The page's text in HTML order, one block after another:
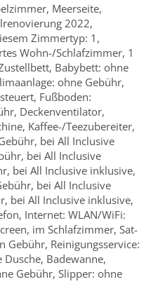
Meerseite,
2022,
Zimmertyp: 1,
Wohn-/Schlafzimmer, 1
Babybett: ohne
ohne Gebühr,
Fußboden:
Deckenventilator,
Kaffee-/Teezubereiter,
bei All Inclusive
bei All Inclusive
bei All Inclusive inklusive,
bei All Inclusive
bei All Inclusive inklusive,
Internet: WLAN/WiFi:
im Schlafzimmer, Sat-
Gebühr, Reinigungsservice:
Badewanne,
Gebühr, Slipper: ohne